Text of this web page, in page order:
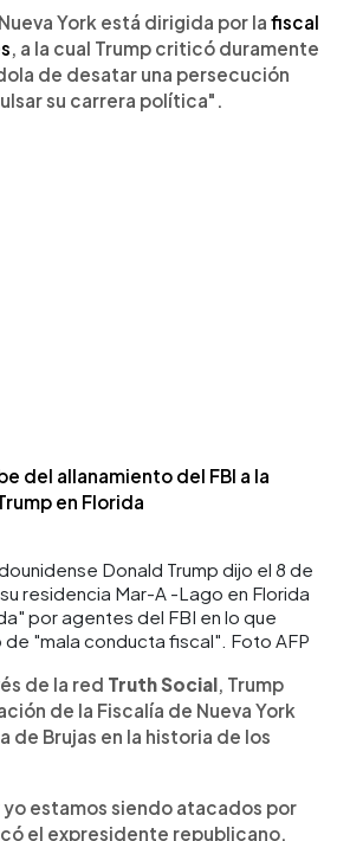
York está dirigida por la fiscal
, a la cual Trump criticó duramente
de desatar una persecución
su carrera política".
del allanamiento del FBI a la
en Florida
Donald Trump dijo el 8 de
residencia Mar-A -Lago en Florida
por agentes del FBI en lo que
"mala conducta fiscal". Foto AFP
de la red Truth Social, Trump
de la Fiscalía de Nueva York
de Brujas en la historia de los
yo estamos siendo atacados por
el expresidente republicano.